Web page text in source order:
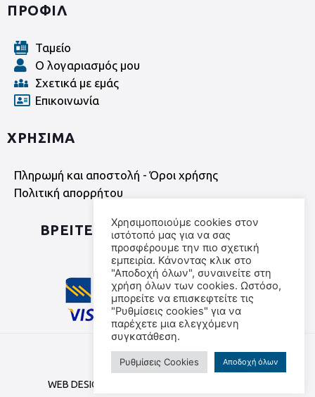
ΠΡΟΦΙΛ
Ταμείο
Ο λογαριασμός μου
Σχετικά με εμάς
Επικοινωνία
ΧΡΗΣΙΜΑ
Πληρωμή και αποστολή - Όροι χρήσης
Πολιτική απορρήτου
ΒΡΕΙΤΕ ΜΑΣ ΣΤΑ SOCIAL MEDIA
2026 All rights reserved
WEB DESIGN & DEVELOPMENT BY
Χρησιμοποιούμε cookies στον
ιστότοπό μας για να σας
προσφέρουμε την πιο σχετική
εμπειρία. Κάνοντας κλικ στο
"Αποδοχή όλων", συναινείτε στη
χρήση όλων των cookies. Ωστόσο,
μπορείτε να επισκεφτείτε τις
"Ρυθμίσεις cookies" για να
παρέχετε μια ελεγχόμενη
συγκατάθεση.
Ρυθμίσεις Cookies Αποδοχή όλων